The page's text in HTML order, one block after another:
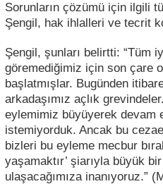
Sorunların çözümü için ilgili
Şengil, hak ihlalleri ve tecrit
Şengil, şunları belirtti: “Tüm
göremediğimiz için son çare
başlatmışlar. Bugünden
arkadaşımız açlık
eylemimiz büyüyerek devam
istemiyorduk. Ancak bu
bizleri bu eyleme mecbur
yaşamaktır’ şiarıyla büyük
ulaşacağımıza inanıyoruz.”